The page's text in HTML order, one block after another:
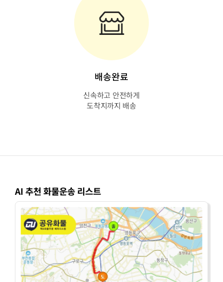
배송완료
신속하고 안전하게
도착지까지 배송
AI 추천 화물운송 리스트